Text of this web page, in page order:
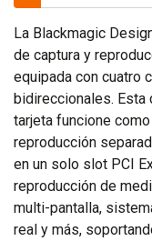
La Blackmagic
de captura y
equipada con cuatro
bidireccionales. Esta
tarjeta funcione
reproducción
en un solo slot PCI
reproducción de
multi-pantalla,
real y más,